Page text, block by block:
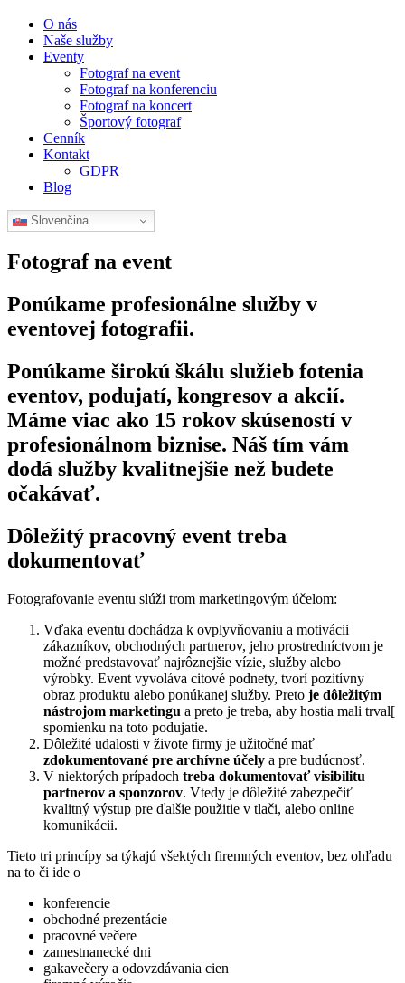
O nás
Naše služby
Eventy
Fotograf na event
Fotograf na konferenciu
Fotograf na koncert
Športový fotograf
Cenník
Kontakt
GDPR
Blog
Slovenčina
Fotograf na event
Ponúkame profesionálne služby v
eventovej fotografii.
Ponúkame širokú škálu služieb fotenia
eventov, podujatí, kongresov a akcií.
Máme viac ako 15 rokov skúseností v
profesionálnom biznise. Náš tím vám
dodá služby kvalitnejšie než budete
očakávať.
Dôležitý pracovný event treba
dokumentovať
Fotografovanie eventu slúži trom marketingovým účelom:
Vďaka eventu dochádza k ovplyvňovaniu a motivácii
zákazníkov, obchodných partnerov, jeho prostredníctvom je
možné predstavovať najrôznejšie vízie, služby alebo
výrobky. Event vyvoláva citové podnety, tvorí pozitívny
obraz produktu alebo ponúkanej služby. Preto je dôležitým
nástrojom marketingu a preto je treba, aby hostia mali trval[
spomienku na toto podujatie.
Dôležité udalosti v živote firmy je užitočné mať
zdokumentované pre archívne účely a pre budúcnosť.
V niektorých prípadoch treba dokumentovať visibilitu
partnerov a sponzorov. Vtedy je dôležité zabezpečiť
kvalitný výstup pre ďalšie použitie v tlači, alebo online
komunikácii.
Tieto tri princípy sa týkajú všektých firemných eventov, bez ohľadu
na to či ide o
konferencie
obchodné prezentácie
pracovné večere
zamestnanecké dni
gakavečery a odovzdávania cien